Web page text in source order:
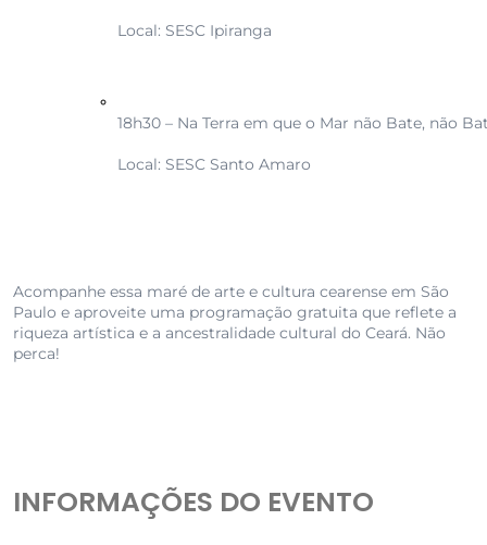
Local: SESC Ipiranga
18h30 – Na Terra em que o Mar não Bate, não
Local: SESC Santo Amaro
Acompanhe essa maré de arte e cultura cearense em São
Paulo e aproveite uma programação gratuita que reflete a
riqueza artística e a ancestralidade cultural do Ceará. Não
perca!
INFORMAÇÕES DO EVENTO